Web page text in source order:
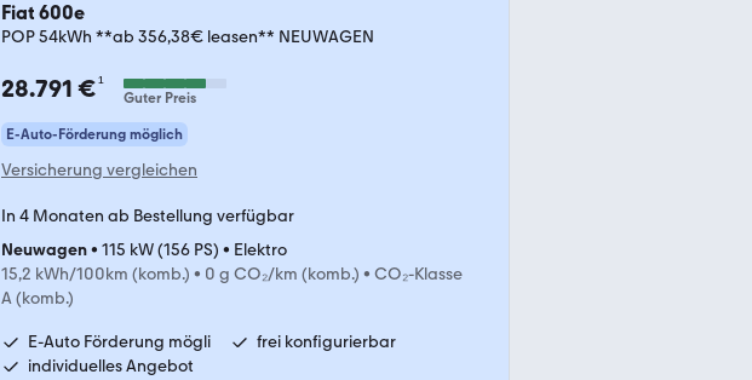
Fiat 600e
POP 54kWh **ab 356,38€ leasen** NEUWAGEN
28.791 €¹
Guter Preis
E-Auto-Förderung möglich
Versicherung vergleichen
In 4 Monaten ab Bestellung verfügbar
Neuwagen• 115 kW (156 PS) • Elektro
15,2 kWh/100km (komb.) • 0 g CO₂/km (komb.) • CO₂-Klasse
A (komb.)
E-Auto Förderung mögli
frei konfigurierbar
individuelles Angebot